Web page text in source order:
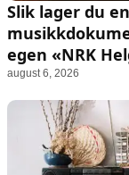
Informasjon
Om oss
Kontakt oss
Forfattere og
Retningslinjer for
Slik lager du
egen «NRK
august 6, 2026